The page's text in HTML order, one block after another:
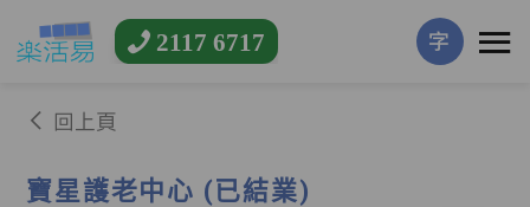
2117 6717 字
回上頁
寶星護老中心 (已結業)